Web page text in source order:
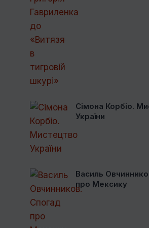
Сімона Корбіо.
України
Василь
про Мексику